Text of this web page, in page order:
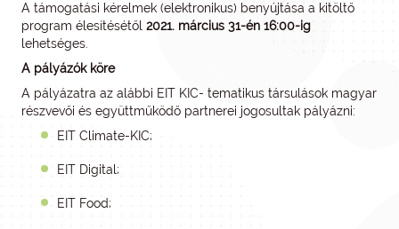
A támogatási kérelmek (elektronikus) benyújtása a kitöltő
program élesítésétől 2021. március 31-én 16:00-ig
lehetséges.
A pályázók köre
A pályázatra az alábbi EIT KIC- tematikus társulások magyar
részvevői és együttműködő partnerei jogosultak pályázni:
EIT Climate-KIC;
EIT Digital;
EIT Food;